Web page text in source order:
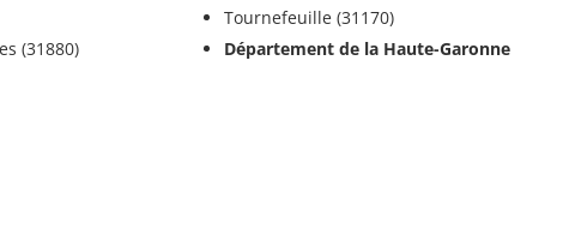
(31880)
Tournefeuille (31170)
Département de la Haute-Garonne